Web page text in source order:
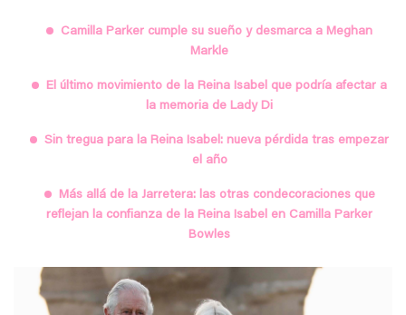
Camilla Parker cumple su sueño y desmarca a Meghan
Markle
El último movimiento de la Reina Isabel que podría afectar a
la memoria de Lady Di
Sin tregua para la Reina Isabel: nueva pérdida tras empezar
el año
Más allá de la Jarretera: las otras condecoraciones que
reflejan la confianza de la Reina Isabel en Camilla Parker
Bowles